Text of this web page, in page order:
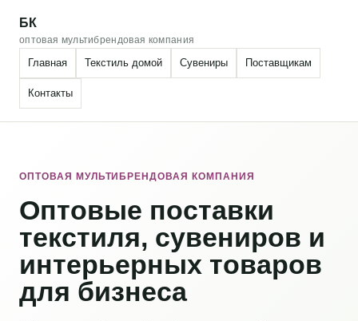
БК
оптовая мультибрендовая компания
Главная Текстиль домой Сувениры Поставщикам
Контакты
ОПТОВАЯ МУЛЬТИБРЕНДОВАЯ КОМПАНИЯ
Оптовые поставки
текстиля, сувениров и
интерьерных товаров
для бизнеса